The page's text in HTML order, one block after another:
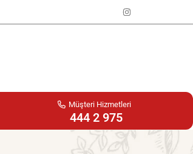
Müşteri Hizmetleri
444 2 975